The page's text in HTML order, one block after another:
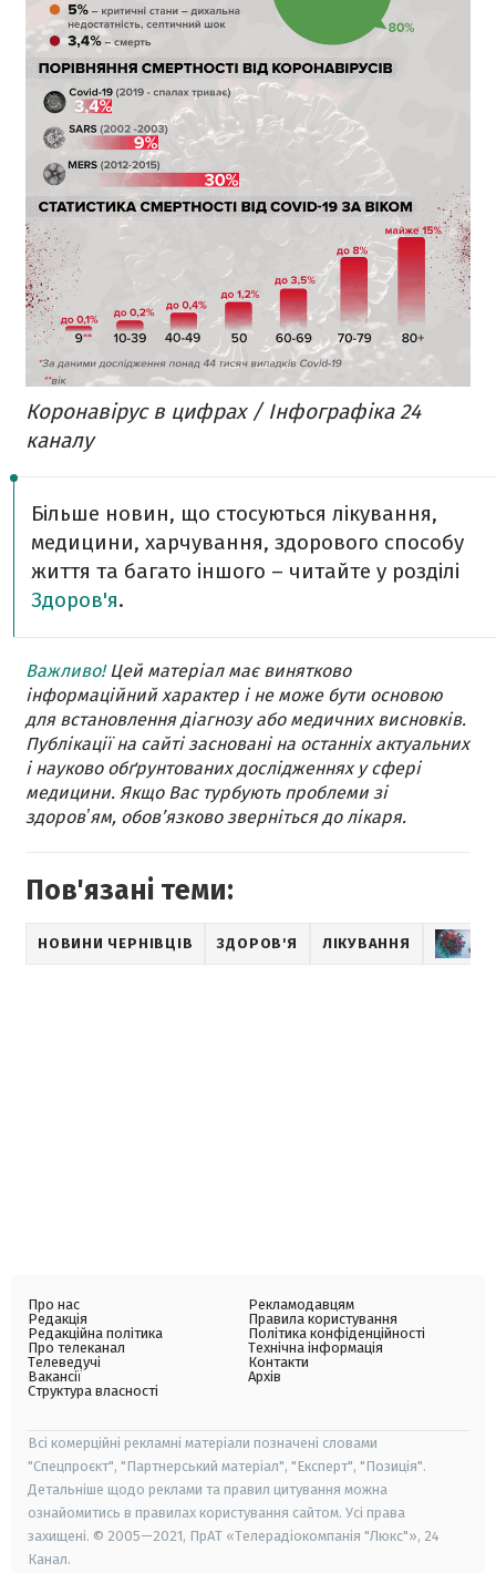
Коронавірус в цифрах / Інфографіка 24
каналу
Більше новин, що стосуються лікування,
медицини, харчування, здорового способу
життя та багато іншого – читайте у розділі
Здоров'я.
Важливо!Цей матеріал має винятково
інформаційний характер і не може бути основою
для встановлення діагнозу або медичних висновків.
Публікації на сайті засновані на останніх актуальних
і науково обґрунтованих дослідженнях у сфері
медицини. Якщо Вас турбують проблеми зі
здоровʼям, обов’язково зверніться до лікаря.
Пов'язані теми:
НОВИНИ ЧЕРНІВЦІВ ЗДОРОВ'Я ЛІКУВАННЯ
Про нас
Редакція
Редакційна політика
Про телеканал
Телеведучі
Вакансії
Структура власності
Рекламодавцям
Правила користування
Політика конфіденційності
Технічна інформація
Контакти
Архів
Всі комерційні рекламні матеріали позначені словами
"Спецпроєкт", "Партнерський матеріал", "Експерт", "Позиція".
Детальніше щодо реклами та правил цитування можна
ознайомитись в правилах користування сайтом. Усі права
захищені. © 2005—2021, ПрАТ «Телерадіокомпанія "Люкс"», 24
Канал.